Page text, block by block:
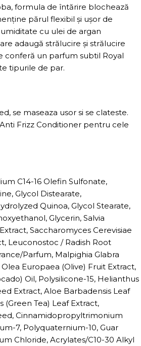
formula de întărire blochează
părul flexibil și ușor de
cu ulei de argan
adaugă strălucire și strălucire
un parfum subtil Royal
tipurile de par.
se maseaza usor si se clateste.
Frizz Conditioner pentru cele
C14-16 Olefin Sulfonate,
Glycol Distearate,
Quinoa, Glycol Stearate,
Glycerin, Salvia
Saccharomyces Cerevisiae
Leuconostoc / Radish Root
Parfum, Malpighia Glabra
Europaea (Olive) Fruit Extract,
Oil, Polysilicone-15, Helianthus
Extract, Aloe Barbadensis Leaf
(Green Tea) Leaf Extract,
Cinnamidopropyltrimonium
7, Polyquaternium-10, Guar
Chloride, Acrylates/C10-30 Alkyl